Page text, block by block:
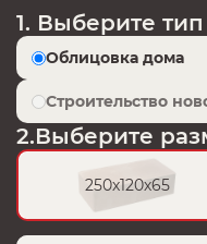
1. Выберите
Облицовка дома
Строительство
2.Выберите
250х120х65